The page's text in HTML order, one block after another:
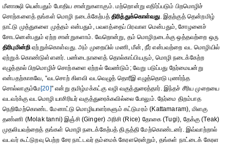
மீனாக்ஷி யென்பதும் போதிய சான்றுகளாகும். மற்றொன்று எதிர்ப்படும் பிறமொழிச்
சொற்களைத் தங்கள் மொழி நடைக்கேற்பத் திரித்துக்கொள்வது. இதற்குத் தென்றமிழ்
நாட்டு முத்துகளை முத்தம் என்பதும், பவளத்தைப் பிரவாள மென்பதும், சோழனைச்
சோடனென்பதும் ஏற்ற சான்றுகளாம். வேறொன்று, தம் மொழிநடைக்கு ஒத்தவற்றை ஒரு
திரிபுமின்றி ஏற்றுக்கொள்வது. அம் முறையில் மணி, மீன், நீர் என்பவற்றை வட மொழியில்
ஏற்றுக் கொண்டுள்ளனர். பண்டைநாளைத் தொல்காப்பியரும், மொழி நடைக்கேற்ற
எழுத்தால் பிறமொழிச் சொற்களை ஏற்றல் வேண்டும்; வேறு படுப்பது நேர்மையன்று
என்பதற்காகவே, “வடசொற் கிளவி வடவெழுத் தொரீஇ எழுத்தொடு புணர்ந்த
சொல்லாகும்மே[20]” என்று தமிழ்மக்கட்கு வழி வகுத்துரைத்தார். இந்தச் சீரிய முறையை
வடவர்க்கு வடமொழி யாசிரியர் வகுத்துரைக்கவில்லை போலும். நேர்மை திறம்பாத
நெறிமேற்கொண்ட மேனாட்டு மொழியாளர்களும் கட்டுமரம் (Kattamaram), மிளகு
தண்ணி (Molak tanni) இஞ்சி (Ginger) அரிசி (Rice) தோகை (Tugi), தேக்கு (Teak)
முதலியவற்றைத் தங்கள் மொழி நடைக்கேற்பத் திருத்தி மேற்கொண்டனர். இவ்வாற்றால்
வடவர் கூட்டுறவு பெற்ற சேர நாட்டவர் தம்மைக் கேரளரென்றும், தங்கள் நாட்டைக் கேரள